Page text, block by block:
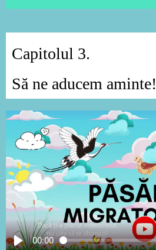
Capitolul 3.
Să ne aducem aminte!
00:00